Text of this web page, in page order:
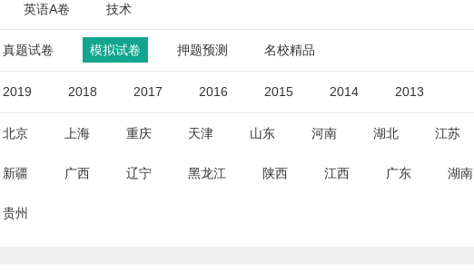
英语A卷 技术
真题试卷 模拟试卷 押题预测 名校精品
2019 2018 2017 2016 2015 2014 2013
北京 上海 重庆 天津 山东 河南 湖北 江苏
新疆 广西 辽宁 黑龙江 陕西 江西 广东 湖南
贵州